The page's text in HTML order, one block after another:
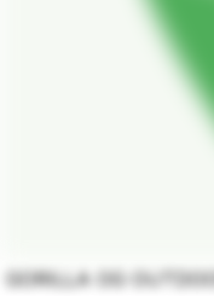
GORILLA OG